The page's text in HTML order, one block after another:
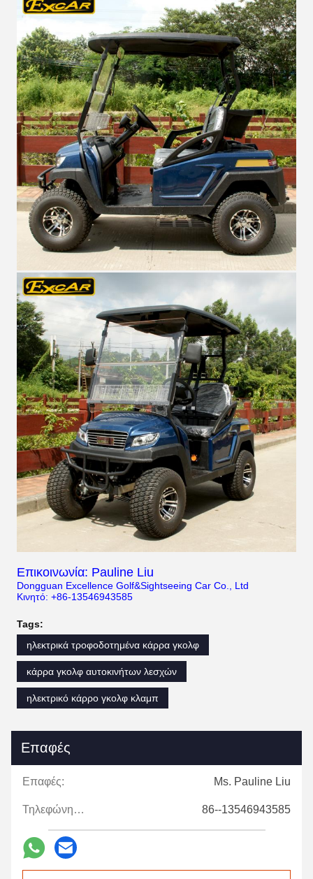
Επικοινωνία: Pauline Liu
Dongguan Excellence Golf&Sightseeing Car Co., Ltd
Κινητό: +86-13546943585
Tags:
ηλεκτρικά τροφοδοτημένα κάρρα γκολφ
κάρρα γκολφ αυτοκινήτων λεσχών
ηλεκτρικό κάρρο γκολφ κλαμπ
Επαφές
Επαφές: Ms. Pauline Liu
Τηλεφώνημα: 86--13546943585